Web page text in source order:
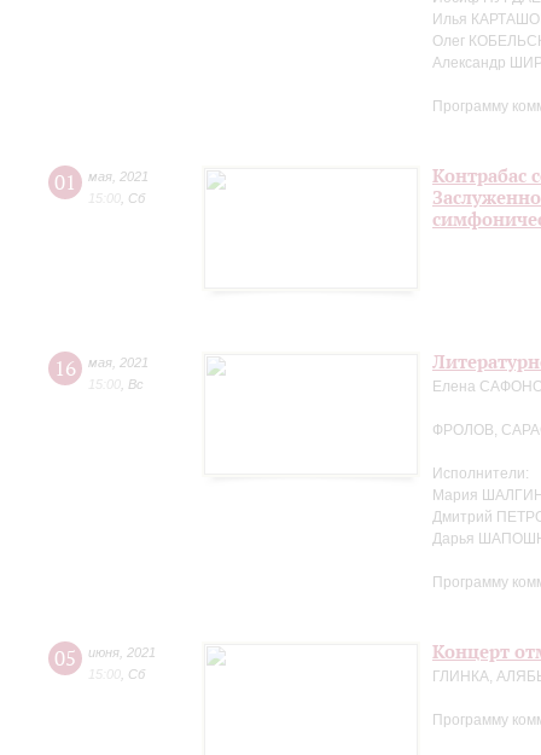
Илья
Олег
Александр
Программу
01 мая 2021
15:00 Сб
Контрабас
16 мая 2021
15:00 Вс Елена
ФРОЛОВ,
Исполнители:
Мария
Дмитрий
Дарья
Программу
05 июня 2021
15:00 Сб
Концерт
ГЛИНКА,
Программу